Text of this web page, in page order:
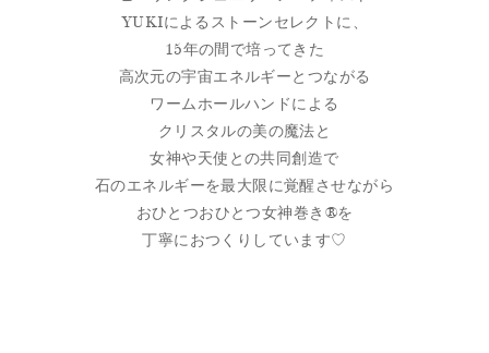
YUKIによるストーンセレクトに、
15年の間で培ってきた
高次元の宇宙エネルギーとつながる
ワームホールハンドによる
クリスタルの美の魔法と
女神や天使との共同創造で
石のエネルギーを最大限に覚醒させながら
おひとつおひとつ女神巻き®を
丁寧におつくりしています♡